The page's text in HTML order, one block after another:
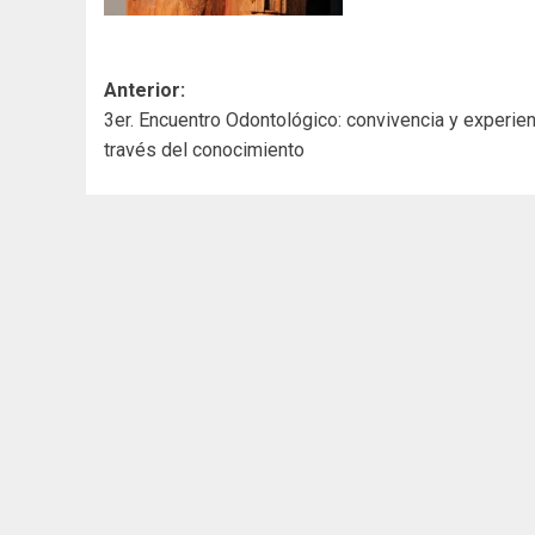
Navegación
de
Anterior:
3er. Encuentro Odontológico: convivencia y
través del conocimiento